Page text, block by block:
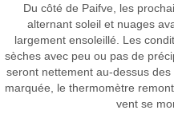
Du côté de Paifve, les
alternant soleil et nuages
largement ensoleillé. Les
sèches avec peu ou pas de
seront nettement au-dessus
marquée, le thermomètre
vent se